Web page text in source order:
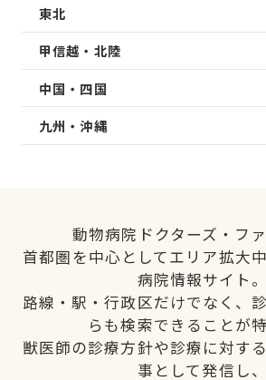
東北
甲信越・北陸
中国・四国
九州・沖縄
動物病院ドクターズ・ファ
首都圏を中心としてエリア拡大
病院情報サイト。
路線・駅・行政区だけでなく、
らも検索できることが特
獣医師の診療方針や診療に対す
事として発信し、